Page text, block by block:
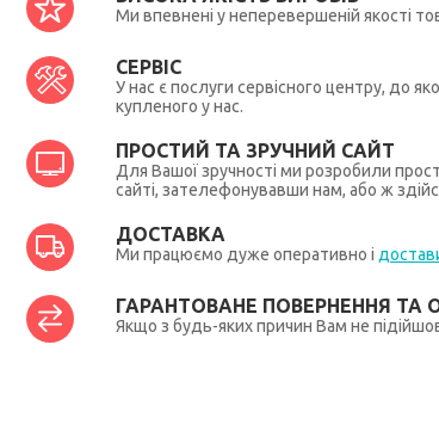
Ми впевнені у неперевершеній якості
СЕРВІС
У нас є послуги сервісного центру, до
купленого у нас.
ПРОСТИЙ ТА ЗРУЧНИЙ САЙТ
Для Вашої зручності ми розробили
сайті, зателефонувавши нам, або ж
ДОСТАВКА
Ми працюємо дуже оперативно і
ГАРАНТОВАНЕ ПОВЕРНЕННЯ ТА
Якщо з будь-яких причин Вам не